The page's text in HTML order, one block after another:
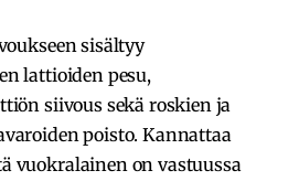
sisältyy
lattioiden pesu,
siivous sekä roskien ja
poisto. Kannattaa
vuokralainen on vastuussa